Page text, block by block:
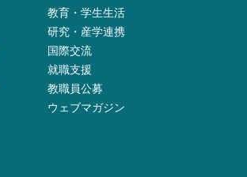
教育・学生生活
研究・産学連携
国際交流
就職支援
教職員公募
ウェブマガジン